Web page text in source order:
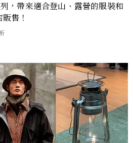
帶來適合登山、露營的服裝和
售！